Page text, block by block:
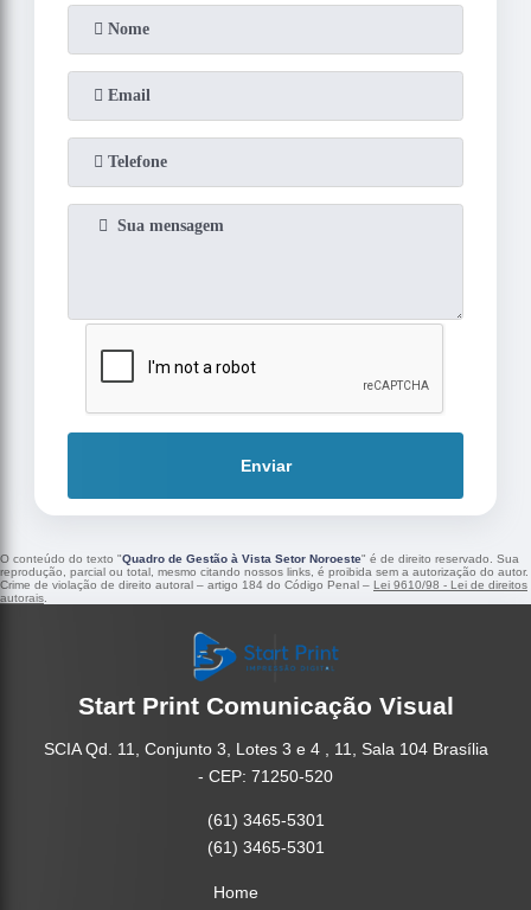
Enviar
O conteúdo do texto "Quadro de Gestão à Vista Setor Noroeste" é de direito reservado. Sua
reprodução, parcial ou total, mesmo citando nossos links, é proibida sem a autorização do autor.
Crime de violação de direito autoral – artigo 184 do Código Penal – Lei 9610/98 - Lei de direitos
autorais
Start Print Comunicação Visual
SCIA Qd. 11, Conjunto 3, Lotes 3 e 4 , 11, Sala 104 Brasília
- CEP: 71250-520
(61) 3465-5301
(61) 3465-5301
Home